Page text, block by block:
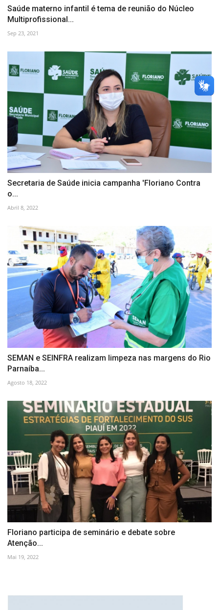
Saúde materno infantil é tema de reunião do Núcleo
Multiprofissional...
Sep 23, 2021
Secretaria de Saúde inicia campanha 'Floriano Contra
o...
Abril 8, 2022
SEMAN e SEINFRA realizam limpeza nas margens do Rio
Parnaíba...
Agosto 18, 2022
Floriano participa de seminário e debate sobre
Atenção...
Mai 19, 2022